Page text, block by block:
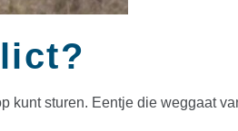
kunt sturen. Eentje die weggaat